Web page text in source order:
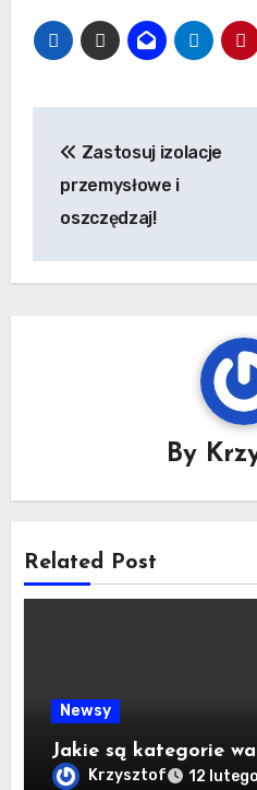
wpisu
Zastosuj izolacje
przemysłowe i
oszczędzaj!
By
Related Post
Newsy
Jakie są kategorie
Krzysztof 12